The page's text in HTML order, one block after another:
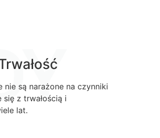
nie są narażone na czynniki
z trwałością i
lat.